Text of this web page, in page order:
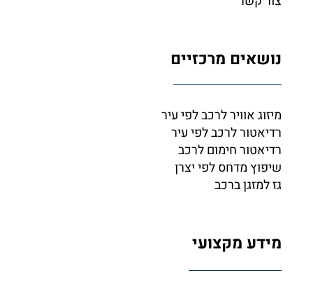
נושאים מרכזיים
מיזוג אוויר לרכב לפי עיר
רדיאטור לרכב לפי עיר
רדיאטור חימום לרכב
שיפוץ מדחס לפי יצרן
גז למזגן ברכב
מידע מקצועי